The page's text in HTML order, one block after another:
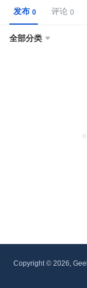
发布 评论
全部分类 
Copyright © 2026,